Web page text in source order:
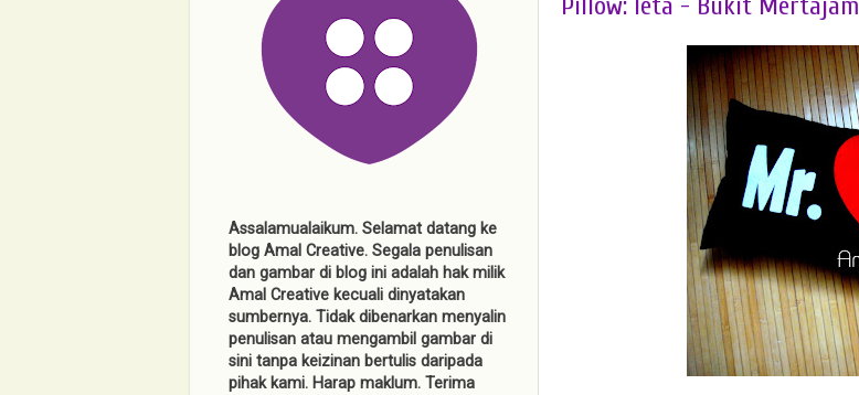
Pillow: Ieta - Bukit Mertajam
Assalamualaikum. Selamat datang ke
blog Amal Creative. Segala penulisan
dan gambar di blog ini adalah hak milik
Amal Creative kecuali dinyatakan
sumbernya. Tidak dibenarkan menyalin
penulisan atau mengambil gambar di
sini tanpa keizinan bertulis daripada
pihak kami. Harap maklum. Terima